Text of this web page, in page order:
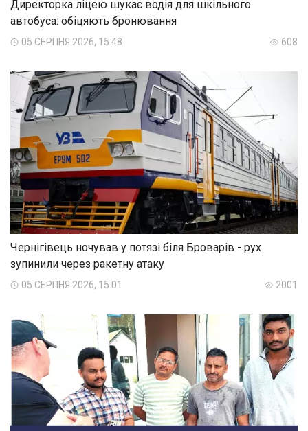
Директорка ліцею шукає водія для шкільного
автобуса: обіцяють бронювання
05 СЕРПНЯ 2026, 15:48 608
Чернігівець ночував у потязі біля Броварів - рух
зупинили через ракетну атаку
05 СЕРПНЯ 2026, 15:01 2001